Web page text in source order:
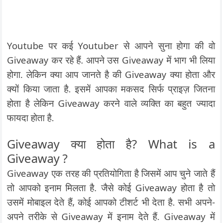
Youtube पर कई Youtuber से आपने सुना होगा की वो
Giveaway कर रहे हैं. आपने उस Giveaway में भाग भी लिया
होगा. लेकिन क्या आप जानते है की Giveaway क्या होता और
क्यों किया जाता है. इसमें आपका मकसद सिर्फ प्राइज़ जितना
होता है लेकिन Giveaway करने वाले व्यक्ति का बहुत ज्यादा
फायदा होता है.
Giveaway क्या होता है? What is a
Giveaway ?
Giveaway एक तरह की प्रतियोगिता है जिसमें आप चुने जाते हैं
तो आपको इनाम मिलता है. जैसे कोई Giveaway होता है तो
उसमें मोबाइल देते हैं, कोई आपको टीशर्ट भी देता है. सभी अपने-
अपने तरीके से Giveaway में इनाम देते हैं. Giveaway में